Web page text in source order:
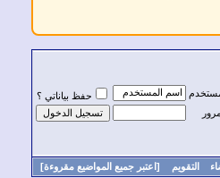
حفظ بياناتي ؟
[اعتبر جميع المواضيع مقروءة]